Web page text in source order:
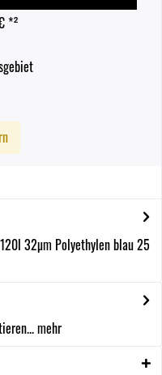
*²
32µm Polyethylen blau 25
mehr